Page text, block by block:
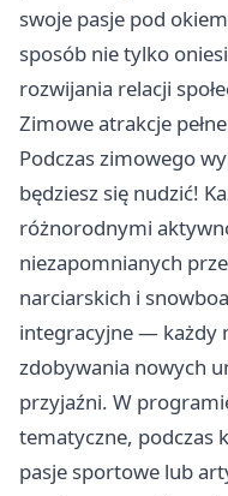
swoje pasje pod
sposób nie tylko
rozwijania relacji
Zimowe atrakcje
Podczas zimowego
będziesz się nudzić!
różnorodnymi
niezapomnianych
narciarskich i
integracyjne — każdy
zdobywania nowych
przyjaźni. W
tematyczne, podczas
pasje sportowe lub